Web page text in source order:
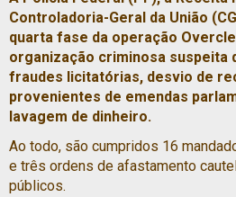
Controladoria-Geral da União
quarta fase da operação
organização criminosa suspeita
fraudes licitatórias, desvio de
provenientes de emendas
lavagem de dinheiro.
Ao todo, são cumpridos 16
e três ordens de afastamento
públicos.